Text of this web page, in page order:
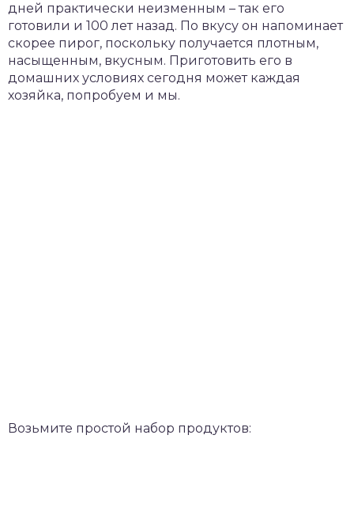
дней практически неизменным – так его
готовили и 100 лет назад. По вкусу он напоминает
скорее пирог, поскольку получается плотным,
насыщенным, вкусным. Приготовить его в
домашних условиях сегодня может каждая
хозяйка, попробуем и мы.
Возьмите простой набор продуктов: